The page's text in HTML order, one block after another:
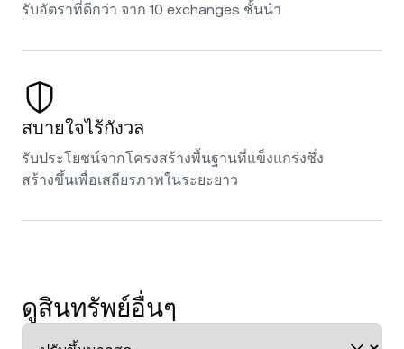
รับอัตราที่ดีกว่า จาก 10 exchanges ชั้นนำ
สบายใจไร้กังวล
รับประโยชน์จากโครงสร้างพื้นฐานที่แข็งแกร่งซึ่ง
สร้างขึ้นเพื่อเสถียรภาพในระยะยาว
ดูสินทรัพย์อื่นๆ